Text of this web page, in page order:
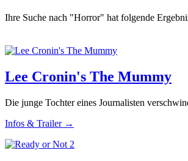
Ihre Suche nach "Horror" hat folgende
Lee Cronin's The Mummy
Die junge Tochter eines Journalisten
Infos & Trailer →